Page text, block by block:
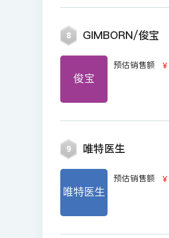
8 GIMBORN/俊宝
俊宝
预估销售额 ￥
9 唯特医生
唯特医生
预估销售额 ￥